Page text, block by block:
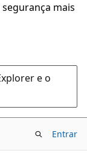
mais
e o
Entrar